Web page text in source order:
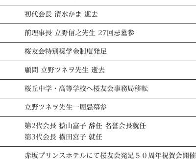
初代会長 清水かま 逝去
前理事長 立野信之先生 27回忌墓参
桜友会特別奨学金制度発足
顧問 立野ツネヲ先生 逝去
桜丘中学・高等学校へ桜友会事務局移転
立野ツネヲ先生一周忌墓参
第2代会長 猿山富子 辞任 名誉会長就任
第3代会長 横田宮子 就任
赤坂プリンスホテルにて桜友会発足５０周年祝賀会開催